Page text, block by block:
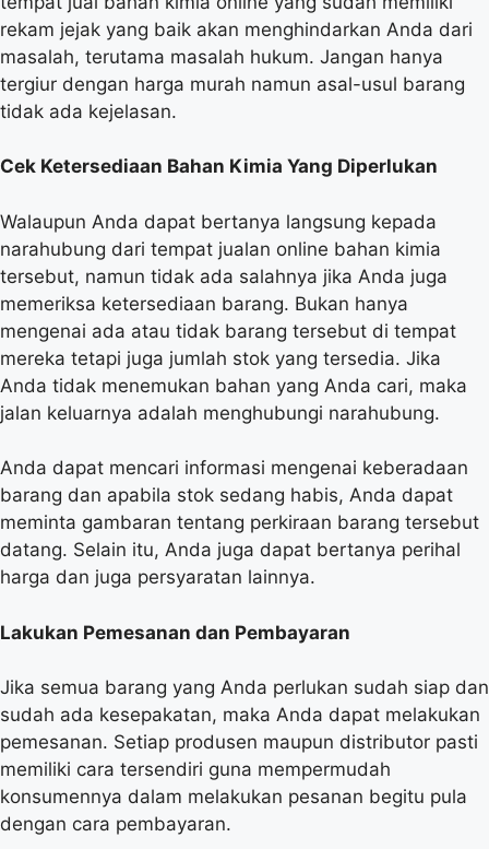
rekam jejak yang baik akan menghindarkan Anda dari
masalah, terutama masalah hukum. Jangan hanya
tergiur dengan harga murah namun asal-usul barang
tidak ada kejelasan.
Cek Ketersediaan Bahan Kimia Yang Diperlukan
Walaupun Anda dapat bertanya langsung kepada
narahubung dari tempat jualan online bahan kimia
tersebut, namun tidak ada salahnya jika Anda juga
memeriksa ketersediaan barang. Bukan hanya
mengenai ada atau tidak barang tersebut di tempat
mereka tetapi juga jumlah stok yang tersedia. Jika
Anda tidak menemukan bahan yang Anda cari, maka
jalan keluarnya adalah menghubungi narahubung.
Anda dapat mencari informasi mengenai keberadaan
barang dan apabila stok sedang habis, Anda dapat
meminta gambaran tentang perkiraan barang tersebut
datang. Selain itu, Anda juga dapat bertanya perihal
harga dan juga persyaratan lainnya.
Lakukan Pemesanan dan Pembayaran
Jika semua barang yang Anda perlukan sudah siap dan
sudah ada kesepakatan, maka Anda dapat melakukan
pemesanan. Setiap produsen maupun distributor pasti
memiliki cara tersendiri guna mempermudah
konsumennya dalam melakukan pesanan begitu pula
dengan cara pembayaran.